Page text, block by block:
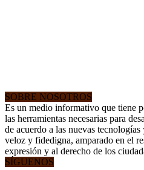
SOBRE NOSOTROS
Es un medio informativo que tiene
las herramientas necesarias para
de acuerdo a las nuevas
veloz y fidedigna, amparado en el
expresión y al derecho de los
SÍGUENOS